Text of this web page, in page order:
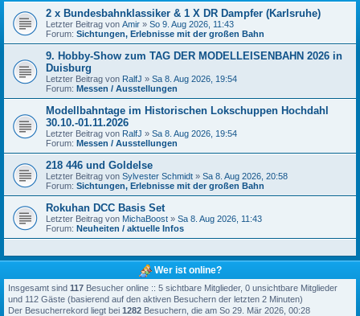
2 x Bundesbahnklassiker & 1 X DR Dampfer (Karlsruhe)
Letzter Beitrag von Amir » So 9. Aug 2026, 11:43
Forum: Sichtungen, Erlebnisse mit der großen Bahn
9. Hobby-Show zum TAG DER MODELLEISENBAHN 2026 in
Duisburg
Letzter Beitrag von RalfJ » Sa 8. Aug 2026, 19:54
Forum: Messen / Ausstellungen
Modellbahntage im Historischen Lokschuppen Hochdahl
30.10.-01.11.2026
Letzter Beitrag von RalfJ » Sa 8. Aug 2026, 19:54
Forum: Messen / Ausstellungen
218 446 und Goldelse
Letzter Beitrag von Sylvester Schmidt » Sa 8. Aug 2026, 20:58
Forum: Sichtungen, Erlebnisse mit der großen Bahn
Rokuhan DCC Basis Set
Letzter Beitrag von MichaBoost » Sa 8. Aug 2026, 11:43
Forum: Neuheiten / aktuelle Infos
Wer ist online?
Insgesamt sind 117 Besucher online :: 5 sichtbare Mitglieder, 0 unsichtbare Mitglieder
und 112 Gäste (basierend auf den aktiven Besuchern der letzten 2 Minuten)
Der Besucherrekord liegt bei 1282 Besuchern, die am So 29. Mär 2026, 00:28